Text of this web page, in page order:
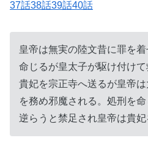
37話38話39話40話
皇帝は無実の陸文昔に罪を
命じるが皇太子が駆け付け
貴妃を宗正寺へ送るが皇帝
を務め邪魔される。処刑を
逆らうと禁足され皇帝は貴